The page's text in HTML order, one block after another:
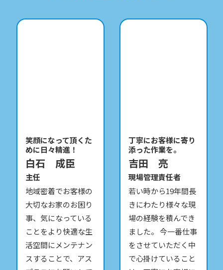
丁寧にお客様に寄り
添った作業を。
吉田 亮
現場管理責任者
若い時から19年間長
きにわたり様々な現
場の経験を積んでき
ました。 今一番仕事
をさせていただく中
で心掛けていること
お家の安心と笑顔を
お届けします！
今居 玲光奈
アドバイザー
お家のこと、お外回
りのこと、お客様の
お悩みを精一杯解決
します。 気になる、
どうしよう、困った
な、そんな時は是非